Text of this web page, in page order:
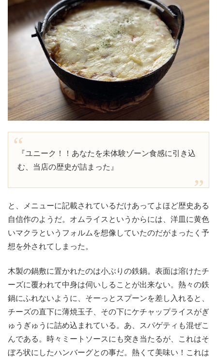
『ユニーク！！あなたを未体験ゾーン食感に引き込
む、当店の歴史が詰まった』
と、メニューに記載されているだけあってよほど歴史ある
自信作のようだ。オムライスというからには、洋皿に黄色
いマクラというフォルムを想像していたのだがまったく予
想を外されてしまった。
木製の鍋敷に置かれたのは小ぶりの鉄鍋。表面は溶けたチ
ーズに覆われて中身は伺いしることが出来ない。熱々の鉄
鍋にふれないように、そーっとスプーンを差し入れると、
チーズの直下に薄焼玉子、その下にケチャップライスがぎ
ゅうぎゅうに詰め込まれている。あ、スパゲティも混ぜこ
んである。時々ミートソースにも突き当たるが、これはそ
ぼろ状にしたハンバーグとの事だ。熱くて美味い！これは